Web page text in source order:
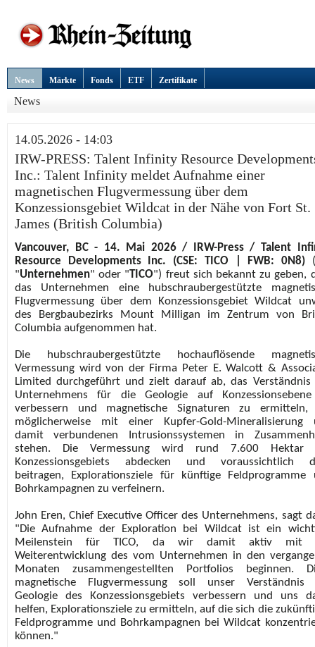
News Märkte Fonds ETF Zertifikate
News
14.05.2026 - 14:03
IRW-PRESS: Talent Infinity Resource
Inc.: Talent Infinity meldet Aufnahme einer
magnetischen Flugvermessung über dem
Konzessionsgebiet Wildcat in der Nähe von Fort St.
James (British Columbia)
Vancouver, BC - 14. Mai 2026 / IRW-Press / Talent
Resource Developments Inc. (CSE: TICO
| FWB: 0N8)
"Unternehmen" oder " TICO") freut sich bekannt zu geben,
das Unternehmen eine hubschraubergestützte
Flugvermessung über dem Konzessionsgebiet Wildcat
des Bergbaubezirks Mount Milligan im Zentrum von
Columbia aufgenommen hat.
Die hubschraubergestützte hochauflösende
Vermessung wird von der Firma Peter E. Walcott &
Limited durchgeführt und zielt darauf ab, das Verständnis
Unternehmens für die Geologie auf
verbessern und magnetische Signaturen zu ermitteln,
möglicherweise mit einer Kupfer-Gold-Mineralisierung
damit verbundenen Intrusionssystemen in
stehen. Die Vermessung wird rund 7.600 Hektar
Konzessionsgebiets abdecken und voraussichtlich
beitragen, Explorationsziele für künftige Feldprogramme
Bohrkampagnen zu verfeinern.
John Eren, Chief Executive Officer des Unternehmens, sagt
"Die Aufnahme der Exploration bei Wildcat ist ein
Meilenstein für TICO, da wir damit aktiv mit
Weiterentwicklung des vom Unternehmen in den
Monaten zusammengestellten Portfolios beginnen.
magnetische Flugvermessung soll unser Verständnis
Geologie des Konzessionsgebiets verbessern und uns
helfen, Explorationsziele zu ermitteln, auf die sich die
Feldprogramme und Bohrkampagnen bei Wildcat
können."